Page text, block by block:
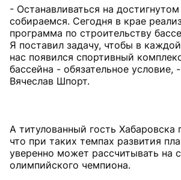
- Останавливаться на
собираемся. Сегодня в крае
программа по строительству
Я поставил задачу, чтобы в
нас появился спортивный
бассейна - обязательное условие,
Вячеслав Шпорт.
А титулованный гость Хабаровска
что при таких темпах развития
уверенно может рассчитывать на
олимпийского чемпиона.